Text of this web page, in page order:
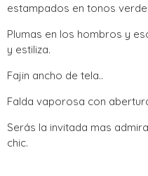
estampados en tonos
Plumas en los hombros y
y estiliza.
Fajin ancho de tela..
Falda vaporosa con
Serás la invitada mas
chic.